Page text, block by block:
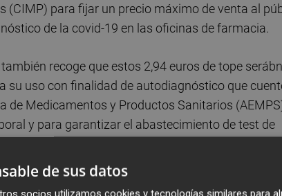
(CIMP) para fijar un precio máximo de venta al
de la covid-19 en las oficinas de farmacia.
recoge que estos 2,94 euros de tope
su uso con finalidad de autodiagnóstico que
de Medicamentos y Productos Sanitarios
y para garantizar el abastecimiento de test de
temporal por parte de esa Agencia.
incluido, o, en su caso, el Impuesto General
de sus datos
socios utilizamos cookies y tecnologías similares para